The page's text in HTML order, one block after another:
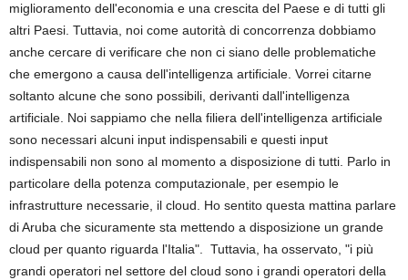
miglioramento dell'economia e una crescita del Paese e di tutti gli
altri Paesi. Tuttavia, noi come autorità di concorrenza dobbiamo
anche cercare di verificare che non ci siano delle problematiche
che emergono a causa dell'intelligenza artificiale. Vorrei citarne
soltanto alcune che sono possibili, derivanti dall'intelligenza
artificiale. Noi sappiamo che nella filiera dell'intelligenza artificiale
sono necessari alcuni input indispensabili e questi input
indispensabili non sono al momento a disposizione di tutti. Parlo in
particolare della potenza computazionale, per esempio le
infrastrutture necessarie, il cloud. Ho sentito questa mattina parlare
di Aruba che sicuramente sta mettendo a disposizione un grande
cloud per quanto riguarda l'Italia". Tuttavia, ha osservato, "i più
grandi operatori nel settore del cloud sono i grandi operatori della